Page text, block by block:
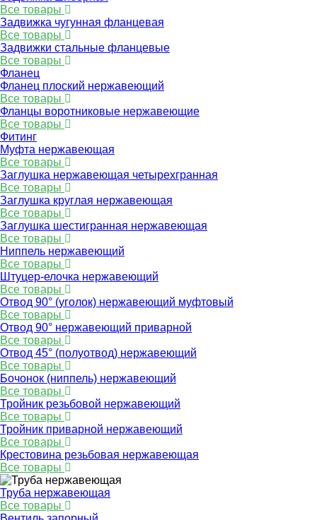
Все товары
Задвижка чугунная фланцевая
Все товары
Задвижки стальные фланцевые
Все товары
Фланец
Фланец плоский нержавеющий
Все товары
Фланцы воротниковые нержавеющие
Все товары
Фитинг
Муфта нержавеющая
Все товары
Заглушка нержавеющая четырехгранная
Все товары
Заглушка круглая нержавеющая
Все товары
Заглушка шестигранная нержавеющая
Все товары
Ниппель нержавеющий
Все товары
Штуцер-елочка нержавеющий
Все товары
Отвод 90° (уголок) нержавеющий муфтовый
Все товары
Отвод 90° нержавеющий приварной
Все товары
Отвод 45° (полуотвод) нержавеющий
Все товары
Бочонок (ниппель) нержавеющий
Все товары
Тройник резьбовой нержавеющий
Все товары
Тройник приварной нержавеющий
Все товары
Крестовина резьбовая нержавеющая
Все товары
Труба нержавеющая
Все товары